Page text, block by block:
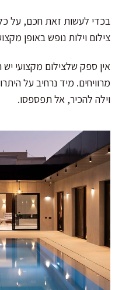
בכדי לעשות זאת חכם, על כל
צילום וילות נופש באופן
אין ספק שלצילום מקצועי יש
מרוויחים. מיד נרחיב על
וילה להכיר, אל תפספסו.